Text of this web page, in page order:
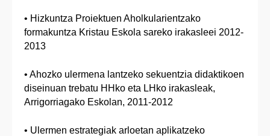
• Hizkuntza Proiektuen Aholkularientzako
formakuntza Kristau Eskola sareko irakasleei 2012-
2013
• Ahozko ulermena lantzeko sekuentzia didaktikoen
diseinuan trebatu HHko eta LHko irakasleak,
Arrigorriagako Eskolan, 2011-2012
• Ulermen estrategiak arloetan aplikatzeko